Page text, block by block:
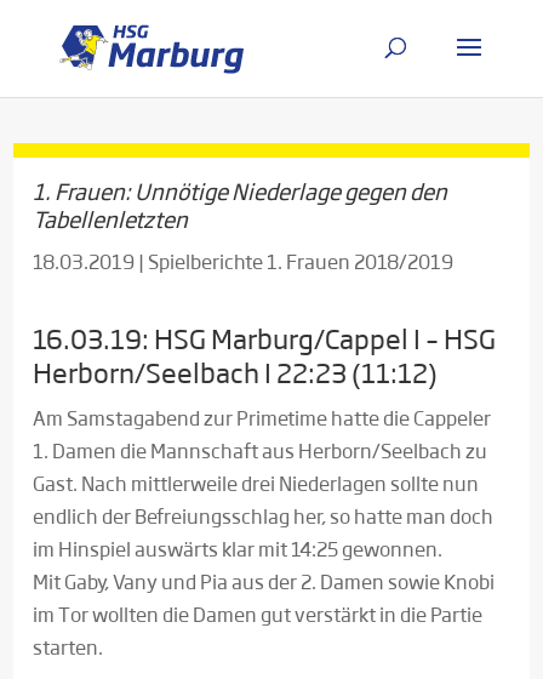
1. Frauen: Unnötige Niederlage gegen den
Tabellenletzten
18.03.2019| Spielberichte 1. Frauen 2018/2019
16.03.19: HSG Marburg/Cappel I – HSG
Herborn/Seelbach I 22:23 (11:12)
Am Samstagabend zur Primetime hatte die Cappeler
1. Damen die Mannschaft aus Herborn/Seelbach zu
Gast. Nach mittlerweile drei Niederlagen sollte nun
endlich der Befreiungsschlag her, so hatte man doch
im Hinspiel auswärts klar mit 14:25 gewonnen.
Mit Gaby, Vany und Pia aus der 2. Damen sowie Knobi
im Tor wollten die Damen gut verstärkt in die Partie
starten.